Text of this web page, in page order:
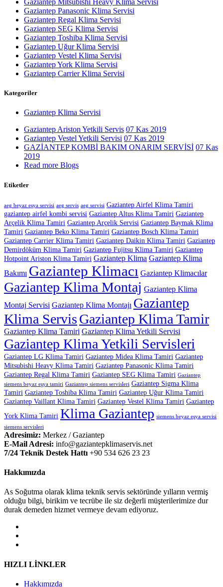
Gaziantep Mitsubishi Heavy Klima Servisi
Gaziantep Panasonic Klima Servisi
Gaziantep Regal Klima Servisi
Gaziantep SEG Klima Servisi
Gaziantep Toshiba Klima Servisi
Gaziantep Uğur Klima Servisi
Gaziantep Vestel Klima Servisi
Gaziantep York Klima Servisi
Gaziantep Carrier Klima Servisi
Kategoriler
Gaziantep Klima Servisi
Gaziantep Ariston Yetkili Servis 07 Kas 2019
Gaziantep Vestel Yetkili Servisi 07 Kas 2019
GAZİANTEP KOMBİ BAKIM ONARIM SERVİSİ 07 Kas
2019
Read more Blogs
Etiketler
aeg beyaz eşya servisi aeg servis aeg servisi Gaziantep Airfel Klima Tamiri
gaziantep airfel kombi servisi Gaziantep Altus Klima Tamiri Gaziantep
Arçelik Klima Tamiri Gaziantep Arçelik Servisi Gaziantep Baymak Klima
Tamiri Gaziantep Beko Klima Tamiri Gaziantep Bosch Klima Tamiri
Gaziantep Carrier Klima Tamiri Gaziantep Daikin Klima Tamiri Gaziantep
Demirdöküm Klima Tamiri Gaziantep Fujitsu Klima Tamiri Gaziantep
Hotpoint Ariston Klima Tamiri Gaziantep Klima Gaziantep Klima
Bakımı Gaziantep Klimacı Gaziantep Klimacılar
Gaziantep Klima Montaj Gaziantep Klima
Montaj Servisi Gaziantep Klima Montajı Gaziantep
Klima ServisGaziantep Klima Tamir
Gaziantep Klima Tamiri Gaziantep Klima Yetkili Servisi
Gaziantep Klima Yetkili Servisleri
Gaziantep LG Klima Tamiri Gaziantep Midea Klima Tamiri Gaziantep
Mitsubishi Heavy Klima Tamiri Gaziantep Panasonic Klima Tamiri
Gaziantep Regal Klima Tamiri Gaziantep SEG Klima Tamiri Gaziantep
siemens beyaz eşya tamiri Gaziantep siemens servisleri Gaziantep Sigma Klima
Tamiri Gaziantep Toshiba Klima Tamiri Gaziantep Uğur Klima Tamiri
Gaziantep Vaillant Klima Tamiri Gaziantep Vestel Klima Tamiri Gaziantep
York Klima Tamiri Klima Gaziantep siemens beyaz eşya servisi
siemens servisleri
Adresimiz: Merkez / Gaziantep
E-Mail Adresi: info@gaziantepklimaservis.net
7/24 Teknik Destek Hattı +90 534 626 23 23
Hakkımızda
As Soğutma olarak klima teknik servis sektöründe yılların vermiş
olduğu bilgi, birikim ve tecrübe ile siz değerli müşterilerimize dur
durak demeden hizmet vermeye devam ediyoruz.
HIZLI LİNKLER
Hakkımızda